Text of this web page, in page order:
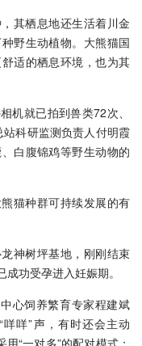
其栖息地还生活着川金
野生动植物。大熊猫国
适的栖息环境，也为其
机就已拍到兽类72次、
科研监测负责人付明霞
白腹锦鸡等野生动物的
猫种群可持续发展的有
神树坪基地，刚刚结束
功受孕进入妊娠期。
心饲养繁育专家程建斌
咩”声，有时还会主动
“一对多”的配对模式：